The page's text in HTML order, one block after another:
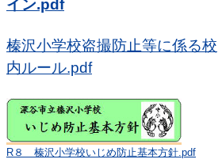
イン.pdf
榛沢小学校盗撮防止等に係る校
内ルール.pdf
R８ 榛沢小学校いじめ防止基本方針.pdf